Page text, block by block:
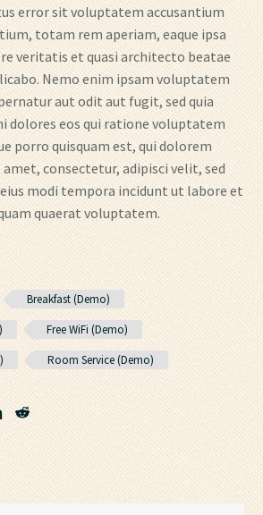
error sit voluptatem accusantium
totam rem aperiam, eaque ipsa
veritatis et quasi architecto beatae
Nemo enim ipsam voluptatem
aut odit aut fugit, sed quia
dolores eos qui ratione voluptatem
porro quisquam est, qui dolorem
consectetur, adipisci velit, sed
modi tempora incidunt ut labore et
quaerat voluptatem.
Breakfast (Demo)
Free WiFi (Demo)
Room Service (Demo)